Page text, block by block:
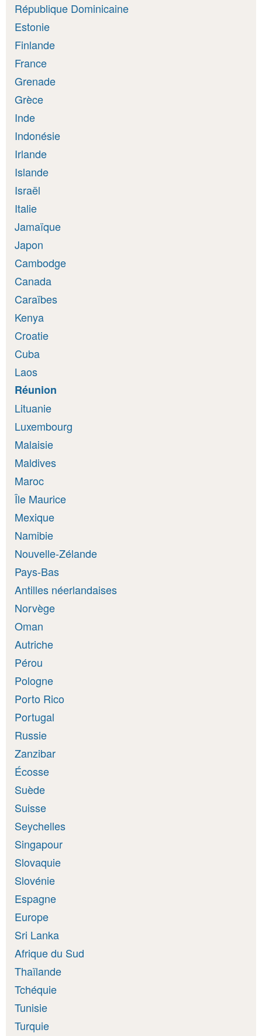
République Dominicaine
Estonie
Finlande
France
Grenade
Grèce
Inde
Indonésie
Irlande
Islande
Israël
Italie
Jamaïque
Japon
Cambodge
Canada
Caraïbes
Kenya
Croatie
Cuba
Laos
Réunion
Lituanie
Luxembourg
Malaisie
Maldives
Maroc
Île Maurice
Mexique
Namibie
Nouvelle-Zélande
Pays-Bas
Antilles néerlandaises
Norvège
Oman
Autriche
Pérou
Pologne
Porto Rico
Portugal
Russie
Zanzibar
Écosse
Suède
Suisse
Seychelles
Singapour
Slovaquie
Slovénie
Espagne
Europe
Sri Lanka
Afrique du Sud
Thaïlande
Tchéquie
Tunisie
Turquie